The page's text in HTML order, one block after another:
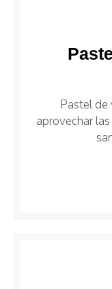
Pastel de
aprovechar